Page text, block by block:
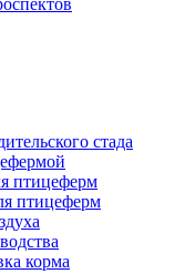
стада
птицеферм
птицеферм
корма